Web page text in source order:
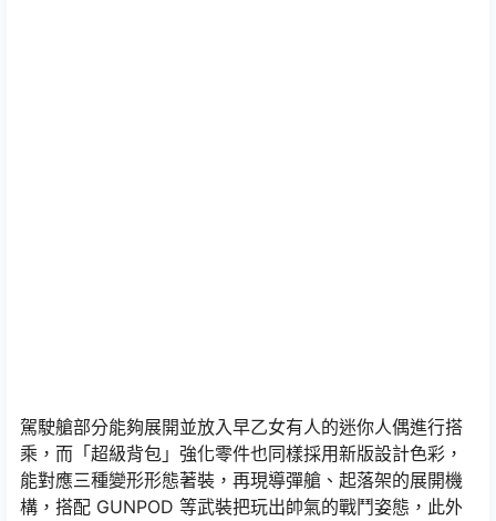
駕駛艙部分能夠展開並放入早乙女有人的迷你人偶進行搭
乘，而「超級背包」強化零件也同樣採用新版設計色彩，
能對應三種變形形態著裝，再現導彈艙、起落架的展開機
構，搭配 GUNPOD 等武裝把玩出帥氣的戰鬥姿態，此外